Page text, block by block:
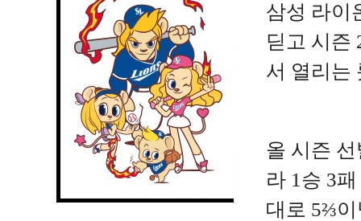
삼성 라이
딛고 시즌
서 열리는
올 시즌
라 1승 3
대로 5⅔이